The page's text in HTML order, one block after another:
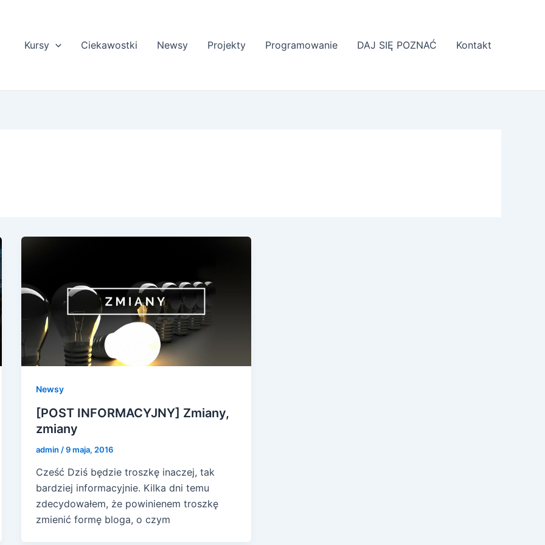
Kursy Ciekawostki Newsy Projekty Programowanie DAJ SIĘ POZNAĆ Kontakt
Newsy
[POST INFORMACYJNY] Zmiany,
zmiany
admin /9 maja, 2016
Cześć Dziś będzie troszkę inaczej, tak
bardziej informacyjnie. Kilka dni temu
zdecydowałem, że powinienem troszkę
zmienić formę bloga, o czym